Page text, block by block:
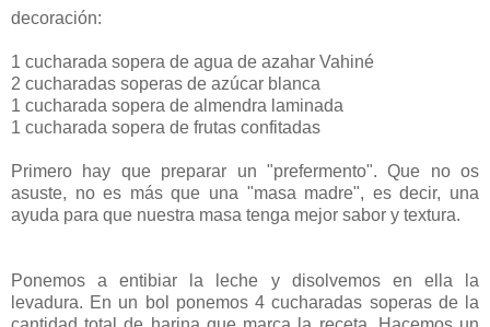
decoración:
1 cucharada sopera de agua de azahar Vahiné
2 cucharadas soperas de azúcar blanca
1 cucharada sopera de almendra laminada
1 cucharada sopera de frutas confitadas
Primero hay que preparar un "prefermento". Que no os
asuste, no es más que una "masa madre", es decir, una
ayuda para que nuestra masa tenga mejor sabor y textura.
Ponemos a entibiar la leche y disolvemos en ella la
levadura. En un bol ponemos 4 cucharadas soperas de la